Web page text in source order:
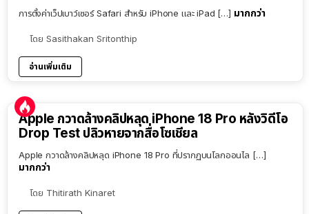
การตั้งค่าเว็ปเบาว์เซอร์ Safari สำหรับ iPhone และ iPad […] มากกว่า
โดย Sasithakan Sritonthip
อ่านเพิ่มเติม
Apple กวาดล้างคลิปหลุด iPhone 18 Pro หลังวิดีโอ
Drop Test ปลิวหายจากสื่อโซเชียล
Apple กวาดล้างคลิปหลุด iPhone 18 Pro ที่ปรากฏบนโลกออนไล […]
มากกว่า
โดย Thitirath Kinaret